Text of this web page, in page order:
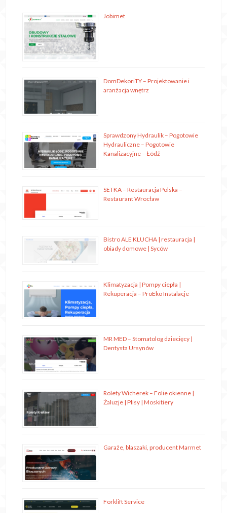
Jobimet
DomDekoriTY – Projektowanie i
aranżacja wnętrz
Sprawdzony Hydraulik – Pogotowie
Hydrauliczne – Pogotowie
Kanalizacyjne – Łódź
SETKA – Restauracja Polska –
Restaurant Wrocław
Bistro ALE KLUCHA | restauracja |
obiady domowe | Syców
Klimatyzacja | Pompy ciepła |
Rekuperacja – ProEko Instalacje
MR MED – Stomatolog dziecięcy |
Dentysta Ursynów
Rolety Wicherek – Folie okienne |
Żaluzje | Plisy | Moskitiery
Garaże, blaszaki, producent Marmet
Forklift Service